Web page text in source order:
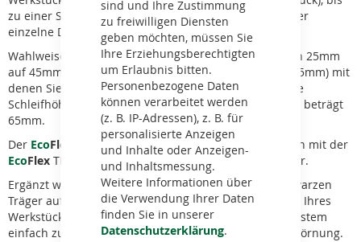
sind und Ihre Zustimmung
zu freiwilligen Diensten
geben möchten, müssen Sie
Ihre Erziehungsberechtigten
um Erlaubnis bitten.
Personenbezogene Daten
können verarbeitet werden
(z. B. IP-Adressen), z. B. für
personalisierte Anzeigen
und Inhalte oder Anzeigen-
und Inhaltsmessung.
Weitere Informationen über
die Verwendung Ihrer Daten
finden Sie in unserer
Datenschutzerklärung.
zu einer Schleifhöhe von 65mm bearbeitet werden. Der
einzelne Distanzträger hat eine Bauhöhe von 20mm.
Wahlweise gibt es drei verschiedene Upgradekits, (von 25mm
auf 45mm, von 25mm auf 65mm und von 45mm auf 65mm) mit
denen Sie in der Höhe variieren können. Die maximale
Schleifhöhe (zwei EcoFlex TB25 Basen eingeschlossen) beträgt
65mm.
Der EcoFlex B20 Distanzträgerbzw. dasKitzusammen mit der
EcoFlex TB25 Basis (2 Stück) ergeben den Grundkörper.
Ergänzt wird der Grundkörper durch das auf die schwarzen
Träger aufgebrachte Schleifmittel, welches der Kontur Ihres
Werkstücks angepasst ist. Dieses ist durch ein Stecksystem
einfach zu wechseln – sowohl das Profil als auch die Körnung.